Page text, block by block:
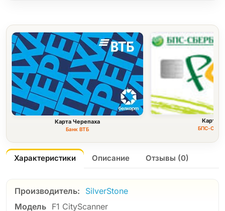
Карта Черепаха
Банк ВТБ
Карта
БПС-
Характеристики Описание Отзывы (0)
Производитель:
SilverStone
Модель F1 CityScanner